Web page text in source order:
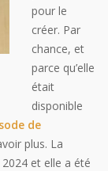
pour le
créer. Par
chance, et
parce qu’elle
était
disponible
de
plus. La
et elle a été